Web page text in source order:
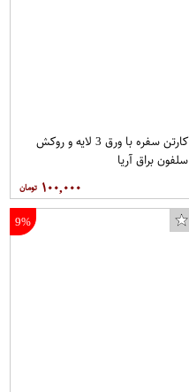
کارتن سفره با ورق 3 لایه و روکش
سلفون براق آریا
۱۰۰,۰۰۰
9%